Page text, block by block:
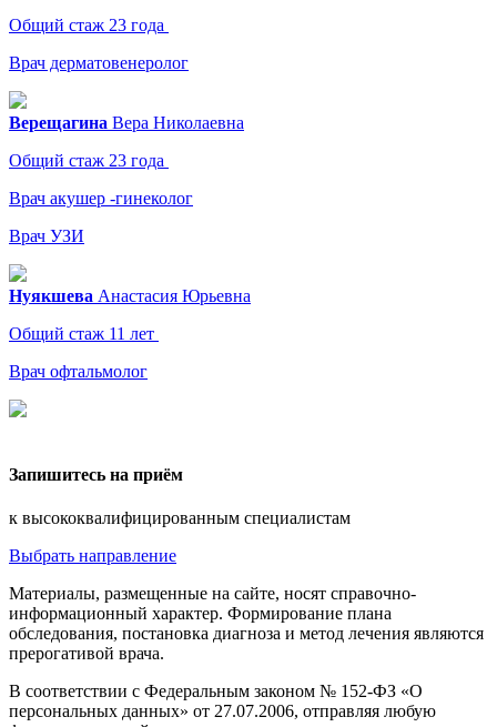
Общий стаж 23 года
Врач дерматовенеролог
Верещагина Вера Николаевна
Общий стаж 23 года
Врач акушер -гинеколог
Врач УЗИ
Нуякшева Анастасия Юрьевна
Общий стаж 11 лет
Врач офтальмолог
Запишитесь на приём
к высококвалифицированным специалистам
Выбрать направление
Материалы, размещенные на сайте, носят справочно-
информационный характер. Формирование плана
обследования, постановка диагноза и метод лечения являются
прерогативой врача.
В соответствии с Федеральным законом № 152-ФЗ «О
персональных данных» от 27.07.2006, отправляя любую